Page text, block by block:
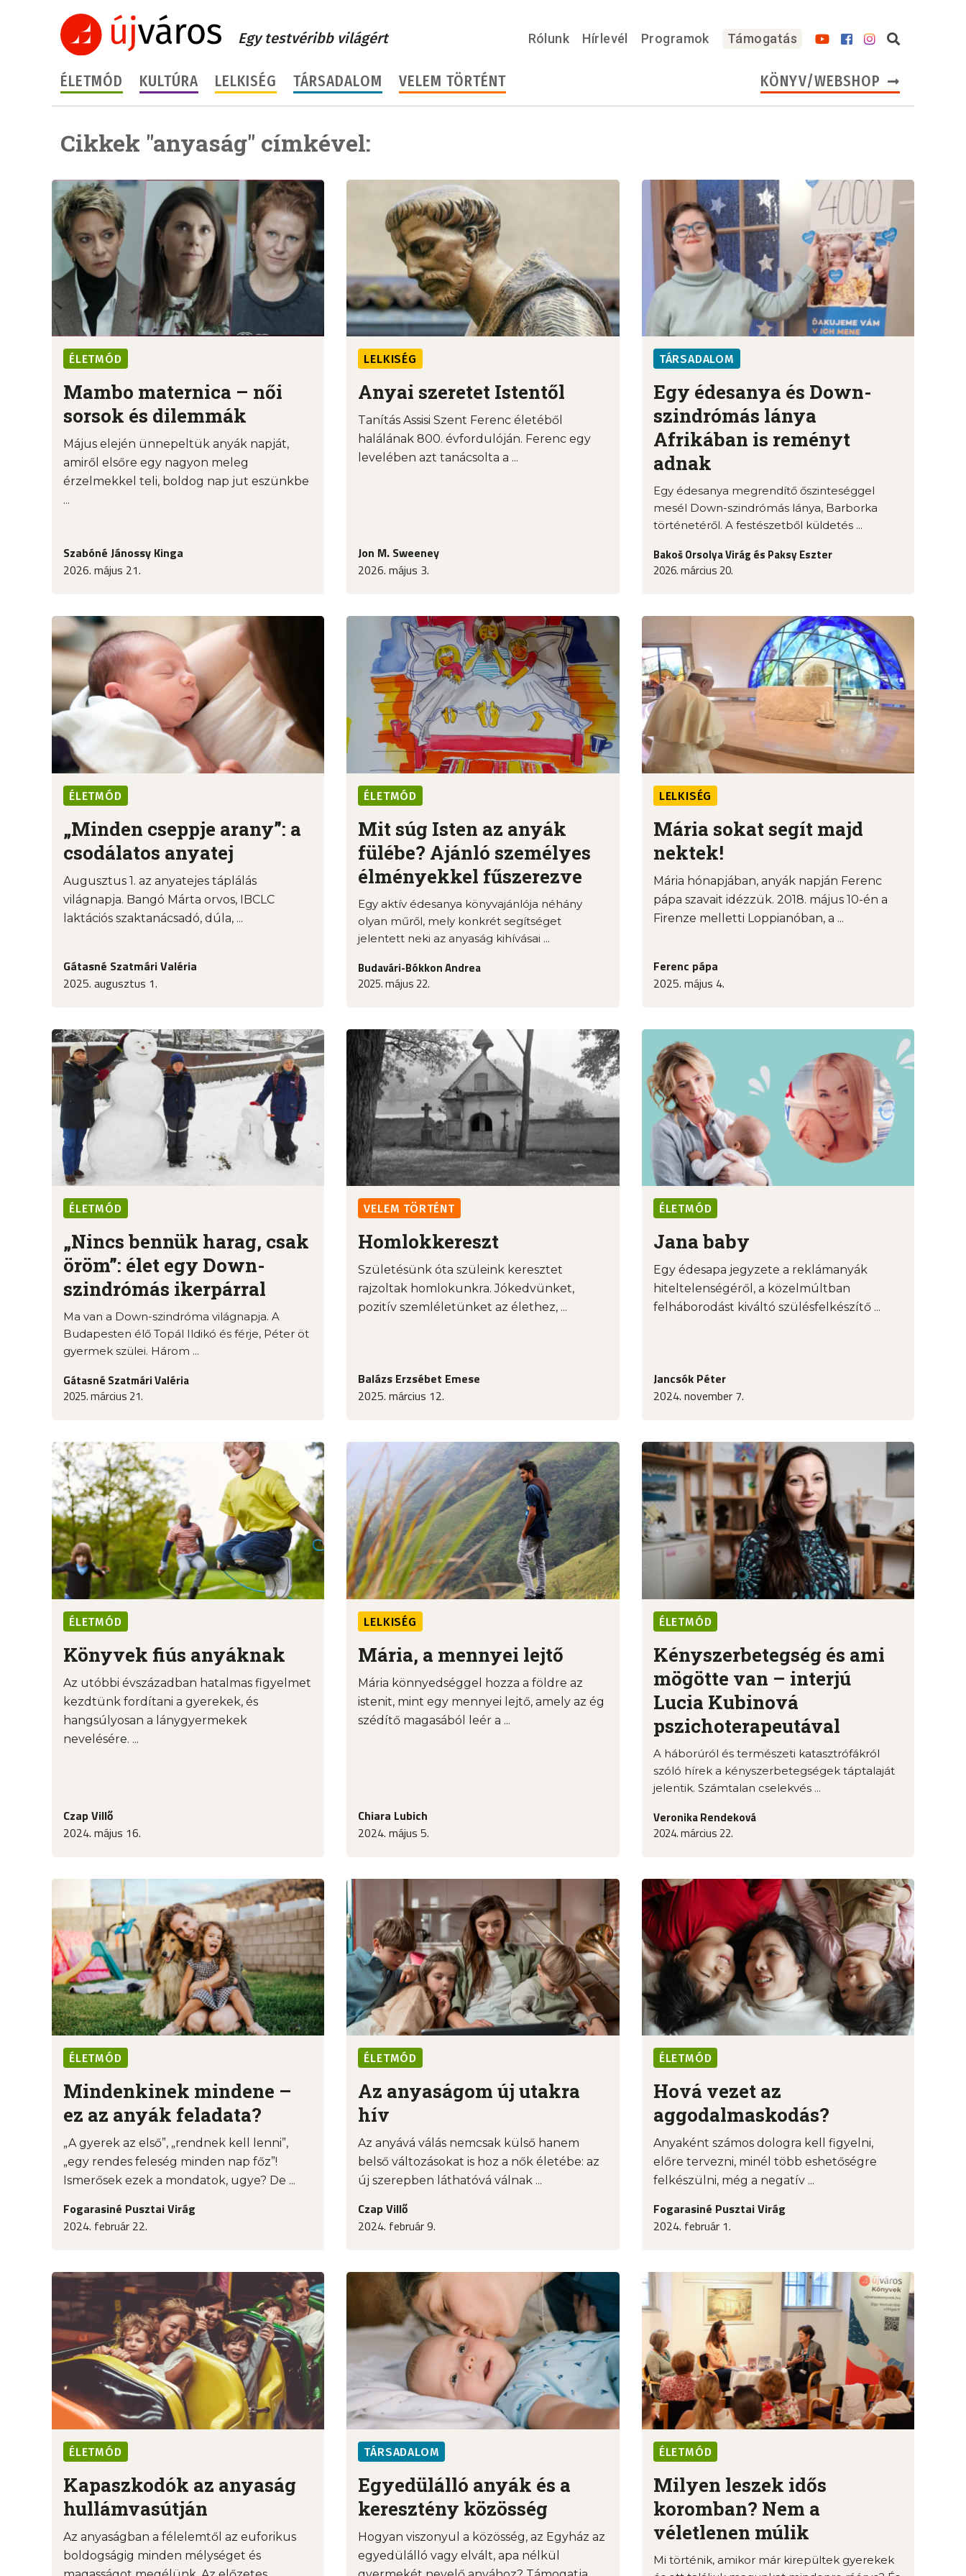
Egy testvéribb világért Rólunk Hírlevél Programok Támogatás
ÉLETMÓD KULTÚRA LELKISÉG TÁRSADALOM VELEM TÖRTÉNT KÖNYV/WEBSHOP
Cikkek "anyaság" címkével:
ÉLETMÓD
Mambo maternica – női
sorsok és dilemmák
Május elején ünnepeltük anyák napját,
amiről elsőre egy nagyon meleg
érzelmekkel teli, boldog nap jut eszünkbe
...
Szabóné Jánossy Kinga
2026. május 21.
LELKISÉG
Anyai szeretet Istentől
Tanítás Assisi Szent Ferenc életéből
halálának 800. évfordulóján. Ferenc egy
levelében azt tanácsolta a ...
Jon M. Sweeney
2026. május 3.
TÁRSADALOM
Egy édesanya és Down-
szindrómás lánya
Afrikában is reményt
adnak
Egy édesanya megrendítő őszinteséggel
mesél Down-szindrómás lánya, Barborka
történetéről. A festészetből küldetés ...
Bakoš Orsolya Virág és Paksy Eszter
2026. március 20.
ÉLETMÓD
„Minden cseppje arany”: a
csodálatos anyatej
Augusztus 1. az anyatejes táplálás
világnapja. Bangó Márta orvos, IBCLC
laktációs szaktanácsadó, dúla, ...
Gátasné Szatmári Valéria
2025. augusztus 1.
ÉLETMÓD
Mit súg Isten az anyák
fülébe? Ajánló személyes
élményekkel fűszerezve
Egy aktív édesanya könyvajánlója néhány
olyan műről, mely konkrét segítséget
jelentett neki az anyaság kihívásai ...
Budavári-Bókkon Andrea
2025. május 22.
LELKISÉG
Mária sokat segít majd
nektek!
Mária hónapjában, anyák napján Ferenc
pápa szavait idézzük. 2018. május 10-én a
Firenze melletti Loppianóban, a ...
Ferenc pápa
2025. május 4.
ÉLETMÓD
„Nincs bennük harag, csak
öröm”: élet egy Down-
szindrómás ikerpárral
Ma van a Down-szindróma világnapja. A
Budapesten élő Topál Ildikó és férje, Péter öt
gyermek szülei. Három ...
Gátasné Szatmári Valéria
2025. március 21.
VELEM TÖRTÉNT
Homlokkereszt
Születésünk óta szüleink keresztet
rajzoltak homlokunkra. Jókedvünket,
pozitív szemléletünket az élethez, ...
Balázs Erzsébet Emese
2025. március 12.
ÉLETMÓD
Jana baby
Egy édesapa jegyzete a reklámanyák
hiteltelenségéről, a közelmúltban
felháborodást kiváltó szülésfelkészítő ...
Jancsók Péter
2024. november 7.
ÉLETMÓD
Könyvek fiús anyáknak
Az utóbbi évszázadban hatalmas figyelmet
kezdtünk fordítani a gyerekek, és
hangsúlyosan a lánygyermekek
nevelésére. ...
Czap Villő
2024. május 16.
LELKISÉG
Mária, a mennyei lejtő
Mária könnyedséggel hozza a földre az
istenit, mint egy mennyei lejtő, amely az ég
szédítő magasából leér a ...
Chiara Lubich
2024. május 5.
ÉLETMÓD
Kényszerbetegség és ami
mögötte van – interjú
Lucia Kubinová
pszichoterapeutával
A háborúról és természeti katasztrófákról
szóló hírek a kényszerbetegségek táptalaját
jelentik. Számtalan cselekvés ...
Veronika Rendeková
2024. március 22.
ÉLETMÓD
Mindenkinek mindene –
ez az anyák feladata?
„A gyerek az első”, „rendnek kell lenni”,
„egy rendes feleség minden nap főz”!
Ismerősek ezek a mondatok, ugye? De ...
Fogarasiné Pusztai Virág
2024. február 22.
ÉLETMÓD
Az anyaságom új utakra
hív
Az anyává válás nemcsak külső hanem
belső változásokat is hoz a nők életébe: az
új szerepben láthatóvá válnak ...
Czap Villő
2024. február 9.
ÉLETMÓD
Hová vezet az
aggodalmaskodás?
Anyaként számos dologra kell figyelni,
előre tervezni, minél több eshetőségre
felkészülni, még a negatív ...
Fogarasiné Pusztai Virág
2024. február 1.
ÉLETMÓD
Kapaszkodók az anyaság
hullámvasútján
Az anyaságban a félelemtől az euforikus
boldogságig minden mélységet és
TÁRSADALOM
Egyedülálló anyák és a
keresztény közösség
Hogyan viszonyul a közösség, az Egyház az
egyedülálló vagy elvált, apa nélkül
ÉLETMÓD
Milyen leszek idős
koromban? Nem a
véletlenen múlik
Mi történik, amikor már kirepültek gyerekek